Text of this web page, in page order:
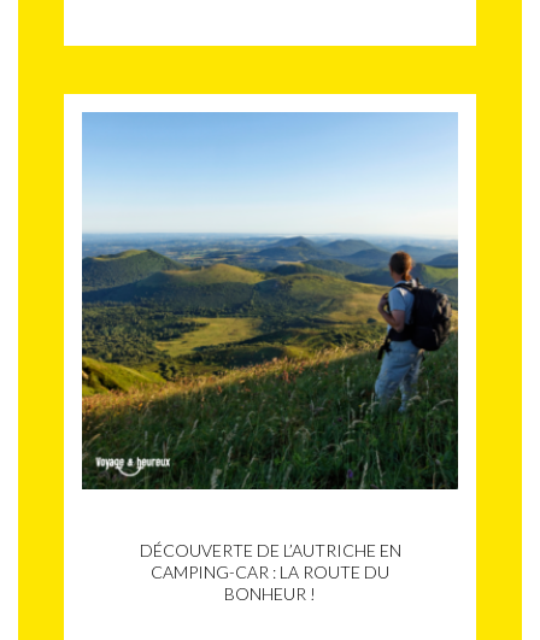
DÉCOUVERTE DE L’AUTRICHE EN
CAMPING-CAR : LA ROUTE DU
BONHEUR !